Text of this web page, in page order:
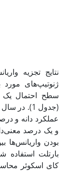
نتایج تجزیه
ژنوتیپ‌های
سطح احتمال یک
(جدول 1).
عملکرد دانه و
بودن واریانس‌ها
بارتلت استفاده
کای­ اسکوئر